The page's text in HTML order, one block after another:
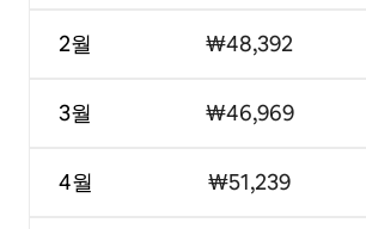
2월
3월
4월
₩48,392
₩46,969
₩51,239